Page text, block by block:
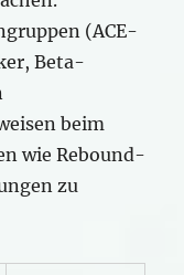
(ACE-
Beta-
beim
wie Rebound-
zu